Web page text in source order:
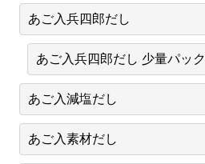
あご入兵四郎だし
あご入兵四郎だし 少量パック
あご入減塩だし
あご入素材だし